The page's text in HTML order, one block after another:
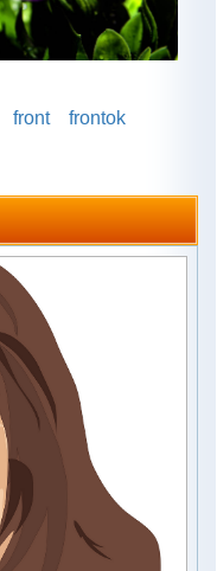
front
frontok